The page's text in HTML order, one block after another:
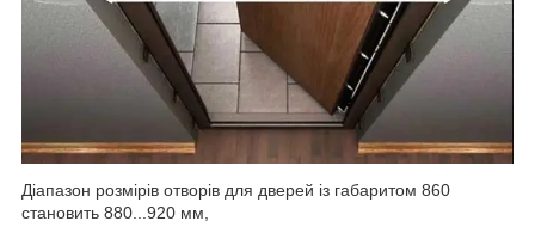
Діапазон розмірів отворів для дверей із габаритом 860
становить 880...920 мм,